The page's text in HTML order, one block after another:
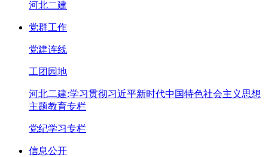
河北二建
党群工作
党建连线
工团园地
河北二建:学习贯彻习近平新时代中国特色社会主义思想
主题教育专栏
党纪学习专栏
信息公开